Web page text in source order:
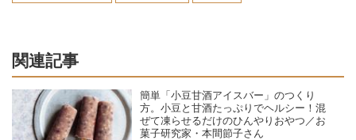
関連記事
簡単「小豆甘酒アイスバー」のつくり
方。小豆と甘酒たっぷりでヘルシー！混
ぜて凍らせるだけのひんやりおやつ／お
菓子研究家・本間節子さん